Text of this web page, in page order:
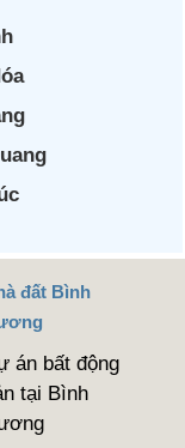
đất Bình
án bất động
tại Bình